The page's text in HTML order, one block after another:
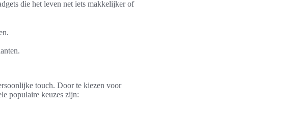
die het leven net iets makkelijker of
touch. Door te kiezen voor
populaire keuzes zijn: